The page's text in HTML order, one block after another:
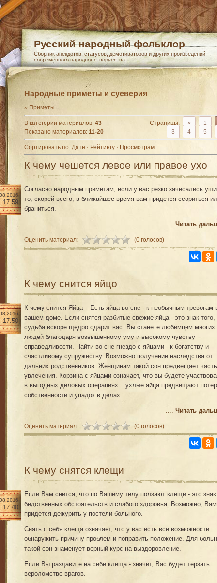
Русский народный фольклор
Сборник анекдотов, статусов, демотиваторов и других произведений
современного народного творчества
Народные приметы и суеверия
» Приметы
В категории материалов: 43
Показано материалов: 11-20
Страницы: «
1
3
4 5
Сортировать по: Дате · Рейтингу · Просмотрам
К чему чешется левое или правое ухо
17:59
Согласно народным приметам, если у вас резко зачесались
то, скорей всего, в ближайшее время вам придется ссориться
браниться.
.... Читать
Оценить материал: (0 голосов)
К чему снится яйцо
17:50
К чему снится Яйца – Есть яйца во сне - к необычным тревогам
вашем доме. Если снятся разбитые свежие яйца - это знак того,
судьба вскоре щедро одарит вас. Вы станете любимцем многих
людей благодаря возвышенному уму и высокому чувству
справедливости. Найти во сне гнездо с яйцами - к богатству и
счастливому супружеству. Возможно получение наследства от
дальних родственников. Женщинам такой сон предвещает
увлечения. Корзина с яйцами означает, что вы будете
в выгодных деловых операциях. Тухлые яйца предвещают
собственности и упадок в делах.
.... Читать
Оценить материал: (0 голосов)
К чему снятся клещи
17:40
Если Вам снится, что по Вашему телу ползают клещи - это знак
бедственных обстоятельств и слабого здоровья. Возможно, Вам
придется дежурить у постели больного.
Снять с себя клеща означает, что у вас есть все возможности
обнаружить причину проблем и поправить положение. Для
такой сон знаменует верный курс на выздоровление.
Если Вы раздавите на себе клеща - значит, Вас будет терзать
вероломство врагов.